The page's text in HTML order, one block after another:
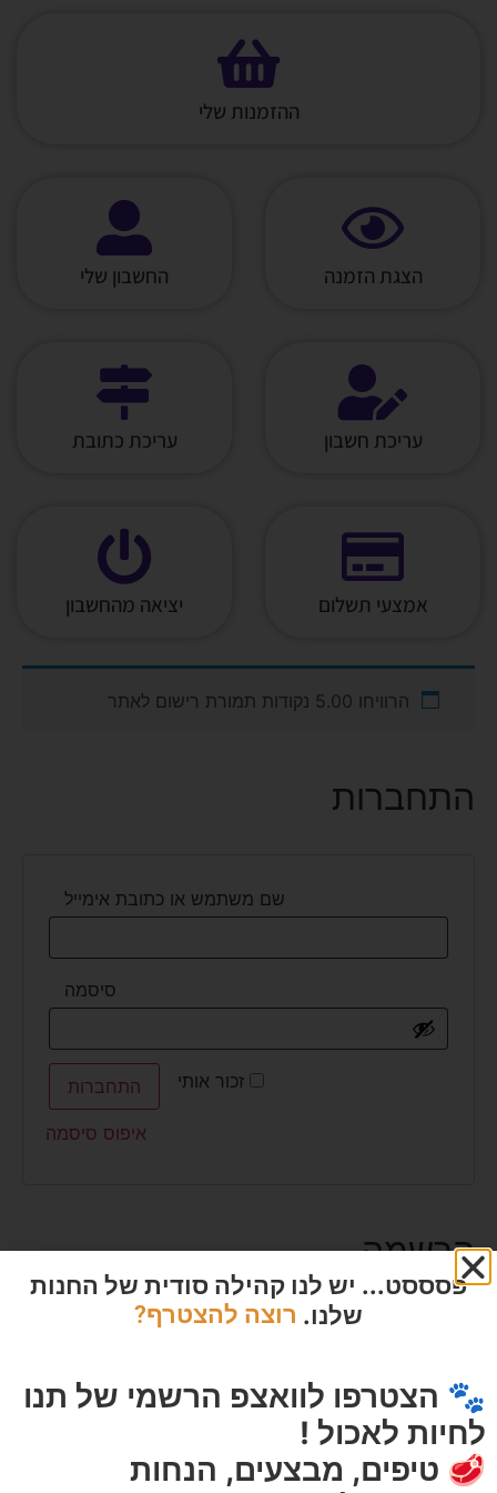
ההזמנות שלי
הצגת הזמנה החשבון שלי
עריכת חשבון עריכת כתובת
אמצעי תשלום יציאה מהחשבון
הרוויחו 5.00 נקודות תמורת רישום לאתר
התחברות
שם משתמש או כתובת אימייל
סיסמה
זכור אותי התחברות
איפוס סיסמה
הרשמה
פסססט... יש לנו קהילה סודית של החנות
שלנו. רוצה להצטרף?
🐾 הצטרפו לוואצפ הרשמי של תנו
לחיות לאכול !
🥩 טיפים, מבצעים, הנחות